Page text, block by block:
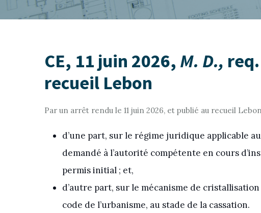
CE, 11 juin 2026, M. D.,
recueil Lebon
Par un arrêt rendu le 11 juin 2026, et publié au recueil
d’une part, sur le régime juridique applicable
demandé à l’autorité compétente en cours
permis initial ; et,
d’autre part, sur le mécanisme de
code de l’urbanisme, au stade de la cassation.